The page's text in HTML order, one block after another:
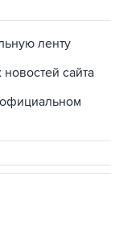
ленту
сайта